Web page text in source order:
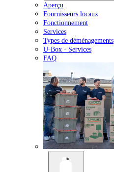
Aperçu
Fournisseurs locaux
Fonctionnement
Services
Types de déménagements
U-Box - Services
FAQ